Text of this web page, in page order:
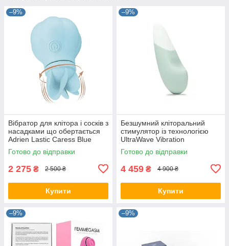
–9%
Вібратор для клітора і сосків з
насадками що обертається
Adrien Lastic Caress Blue
Готово до відправки
2 275 ₴ 2 500 ₴
Купити
–9%
Безшумний кліторальний
стимулятор із технологією
UltraWave Vibration
Womanizer Vibe Sage Mint
Готово до відправки
4 459 ₴ 4 900 ₴
Купити
–9% –9%